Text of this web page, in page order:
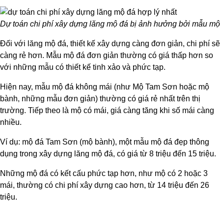
Dự toán chi phí xây dựng lăng mộ đá bị ảnh hưởng bởi mẫu
Đối với lăng mộ đá, thiết kế xây dựng càng đơn giản, chi phí sẽ
càng rẻ hơn. Mẫu mộ đá đơn giản thường có giá thấp hơn so
với những mẫu có thiết kế tinh xảo và phức tạp.
Hiện nay, mẫu mộ đá không mái (như Mộ Tam Sơn hoặc mộ
bành, những mẫu đơn giản) thường có giá rẻ nhất trên thị
trường. Tiếp theo là mộ có mái, giá càng tăng khi số mái càng
nhiều.
Ví dụ: mộ đá Tam Sơn (mộ bành), một mẫu mộ đá đẹp thông
dụng trong xây dựng lăng mộ đá, có giá từ 8 triệu đến 15 triệu.
Những mộ đá có kết cấu phức tạp hơn, như mộ có 2 hoặc 3
mái, thường có chi phí xây dựng cao hơn, từ 14 triệu đến 26
triệu.